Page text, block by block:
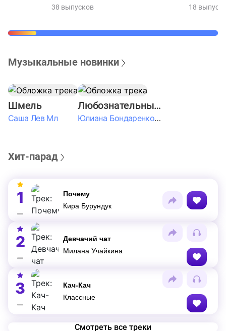
38 выпусков 18
Музыкальные новинки
Шмель
Саша Лев Мл
Любознательные Дети
Юлиана Бондаренко & Амелия Колпакова & Егор Егоров & Валерия Шевченко & Ксюша Косичкина
Хит-парад
1
Почему
Кира Бурундук
2
Девчачий чат
Милана Учайкина
3
Кач-Кач
Классные
Смотреть все треки